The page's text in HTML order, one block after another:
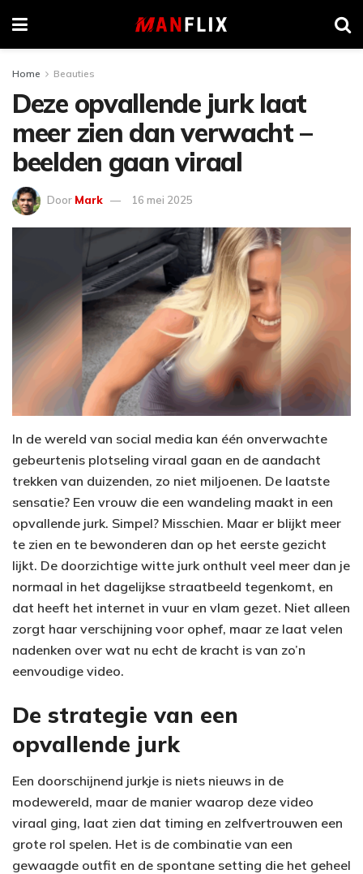
Home Beauties
Deze opvallende jurk laat
meer zien dan verwacht –
beelden gaan viraal
Door Mark 16 mei 2025
In de wereld van social media kan één onverwachte
gebeurtenis plotseling viraal gaan en de aandacht
trekken van duizenden, zo niet miljoenen. De laatste
sensatie? Een vrouw die een wandeling maakt in een
opvallende jurk. Simpel? Misschien. Maar er blijkt meer
te zien en te bewonderen dan op het eerste gezicht
lijkt. De doorzichtige witte jurk onthult veel meer dan je
normaal in het dagelijkse straatbeeld tegenkomt, en
dat heeft het internet in vuur en vlam gezet. Niet alleen
zorgt haar verschijning voor ophef, maar ze laat velen
nadenken over wat nu echt de kracht is van zo’n
eenvoudige video.
De strategie van een
opvallende jurk
Een doorschijnend jurkje is niets nieuws in de
modewereld, maar de manier waarop deze video
viraal ging, laat zien dat timing en zelfvertrouwen een
grote rol spelen. Het is de combinatie van een
gewaagde outfit en de spontane setting die het geheel